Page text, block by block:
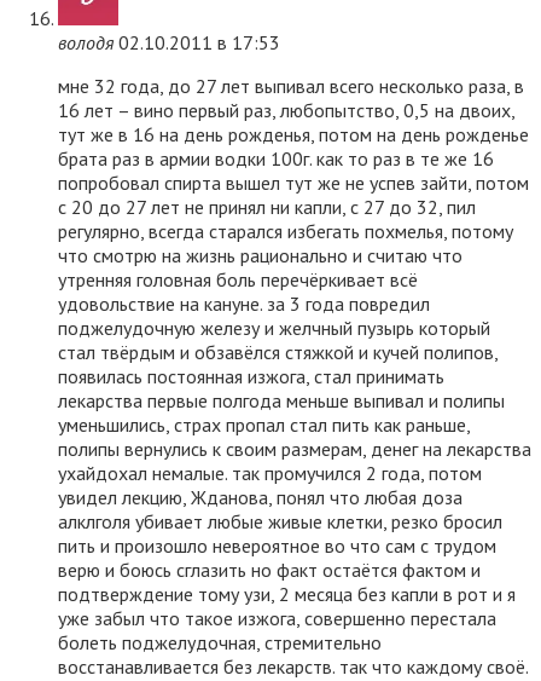
володя 02.10.2011 в 17:53
мне 32 года, до 27 лет выпивал всего несколько раза, в
16 лет – вино первый раз, любопытство, 0,5 на двоих,
тут же в 16 на день рожденья, потом на день рожденье
брата раз в армии водки 100г. как то раз в те же 16
попробовал спирта вышел тут же не успев зайти, потом
с 20 до 27 лет не принял ни капли, с 27 до 32, пил
регулярно, всегда старался избегать похмелья, потому
что смотрю на жизнь рационально и считаю что
утренняя головная боль перечёркивает всё
удовольствие на кануне. за 3 года повредил
поджелудочную железу и желчный пузырь который
стал твёрдым и обзавёлся стяжкой и кучей полипов,
появилась постоянная изжога, стал принимать
лекарства первые полгода меньше выпивал и полипы
уменьшились, страх пропал стал пить как раньше,
полипы вернулись к своим размерам, денег на лекарства
ухайдохал немалые. так промучился 2 года, потом
увидел лекцию, Жданова, понял что любая доза
алклголя убивает любые живые клетки, резко бросил
пить и произошло невероятное во что сам с трудом
верю и боюсь сглазить но факт остаётся фактом и
подтверждение тому узи, 2 месяца без капли в рот и я
уже забыл что такое изжога, совершенно перестала
болеть поджелудочная, стремительно
восстанавливается без лекарств. так что каждому своё.